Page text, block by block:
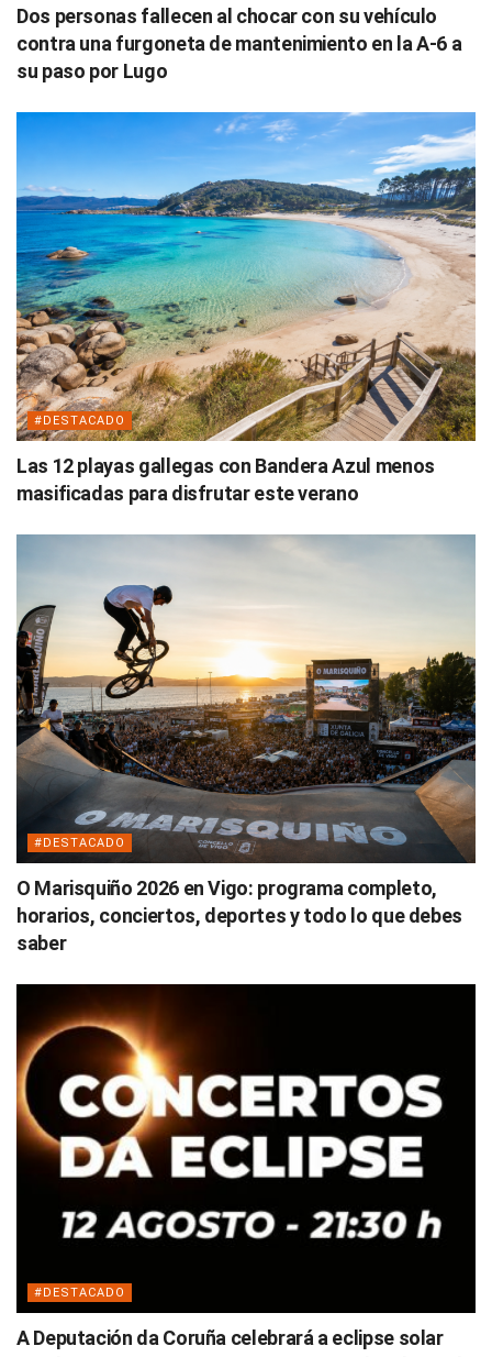
Dos personas fallecen al chocar con su vehículo
contra una furgoneta de mantenimiento en la A-6 a
su paso por Lugo
#DESTACADO
Las 12 playas gallegas con Bandera Azul menos
masificadas para disfrutar este verano
#DESTACADO
O Marisquiño 2026 en Vigo: programa completo,
horarios, conciertos, deportes y todo lo que debes
saber
#DESTACADO
A Deputación da Coruña celebrará a eclipse solar